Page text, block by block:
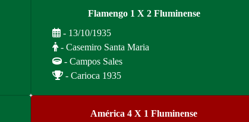
Flamengo 1 X 2 Fluminense
- 13/10/1935
- Casemiro Santa Maria
- Campos Sales
- Carioca 1935
América 4 X 1 Fluminense